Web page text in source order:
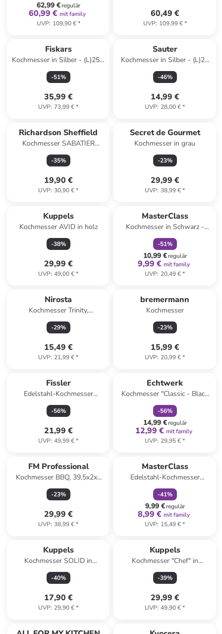
62,99 €regulär
60,99 € mit family
UVP: 109,90 €*
60,49 €
UVP: 109,99 €*
Fiskars
Kochmesser in Silber - (L)25,3
cm
-51%
35,99 €
UVP: 73,99 €*
Sauter
Kochmesser in Silber - (L)20
cm
-46%
14,99 €
UVP: 28,00 €*
Richardson Sheffield
Kochmesser SABATIER
TROMPETTE in schwarz
-35%
19,90 €
UVP: 30,90 €*
Secret de Gourmet
Kochmesser in grau
-23%
29,99 €
UVP: 38,99 €*
Kuppels
Kochmesser AVID in holz
-38%
29,99 €
UVP: 49,00 €*
MasterClass
Kochmesser in Schwarz -
(L)20 cm
-51%
10,99 €regulär
9,99 € mit family
UVP: 20,49 €*
Nirosta
Kochmesser Trinity,
34x1,5x7,9 cm
-29%
15,49 €
UVP: 21,99 €*
bremermann
Kochmesser
-23%
15,99 €
UVP: 20,99 €*
Fissler
Edelstahl-Kochmesser
"Essential"
-56%
21,99 €
UVP: 49,99 €*
Echtwerk
Kochmesser "Classic - Black
Edition" in Hellbraun/ Schwarz
-56%
14,99 €regulär
12,99 € mit family
UVP: 29,95 €*
FM Professional
Kochmesser BBQ, 39,5x2x8
cm
-23%
29,99 €
UVP: 38,99 €*
MasterClass
Edelstahl-Kochmesser
"Deluxe" - (L)20 cm
-41%
9,99 €regulär
8,99 € mit family
UVP: 15,49 €*
Kuppels
Kochmesser SOLID in
schwarz
-40%
17,90 €
UVP: 29,90 €*
Kuppels
Kochmesser "Chef" in
Schwarz - (L)20 cm
-39%
29,99 €
UVP: 49,90 €*